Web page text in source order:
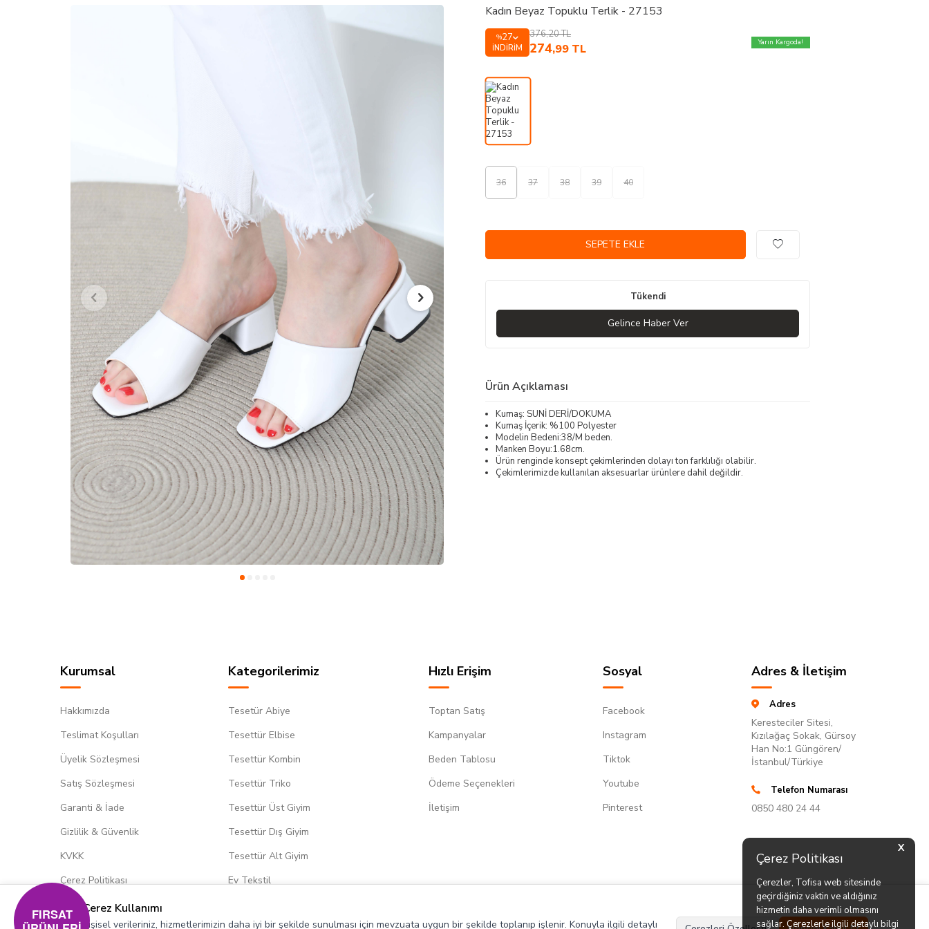
X
Çerez Politikası
Çerezler, Tofisa web sitesinde
geçirdiğiniz vaktin ve aldığınız
hizmetin daha verimli olmasını
sağlar. Çerezlerle ilgili detaylı bilgi
Kadın Beyaz Topuklu Terlik - 27153
%27
İNDIRIM
376,20TL
274,99 TL Yarın Kargoda!
36 37 38 39 40
SEPETE EKLE
Tükendi
Gelince Haber Ver
Ürün Açıklaması
Kumaş: SUNİ DERİ/DOKUMA
Kumaş İçerik: %100 Polyester
Modelin Bedeni:38/M beden.
Manken Boyu:1.68cm.
Ürün renginde konsept çekimlerinden dolayı ton farklılığı olabilir.
Çekimlerimizde kullanılan aksesuarlar ürünlere dahil değildir.
Kurumsal
Hakkımızda
Teslimat Koşulları
Üyelik Sözleşmesi
Satış Sözleşmesi
Garanti & İade
Gizlilik & Güvenlik
KVKK
Çerez Politikası
Kategorilerimiz
Tesetür Abiye
Tesettür Elbise
Tesettür Kombin
Tesettür Triko
Tesettür Üst Giyim
Tesettür Dış Giyim
Tesettür Alt Giyim
Ev Tekstil
Hızlı Erişim
Toptan Satış
Kampanyalar
Beden Tablosu
Ödeme Seçenekleri
İletişim
Sosyal
Facebook
Instagram
Tiktok
Youtube
Pinterest
Adres & İletişim
Adres
Keresteciler Sitesi,
Kızılağaç Sokak, Gürsoy
Han No:1 Güngören/
İstanbul/Türkiye
Telefon Numarası
0850 480 24 44
Çerez Kullanımı
Kişisel verileriniz, hizmetlerimizin daha iyi bir şekilde sunulması için mevzuata uygun bir şekilde toplanıp işlenir. Konuyla ilgili detaylı
FIRSAT